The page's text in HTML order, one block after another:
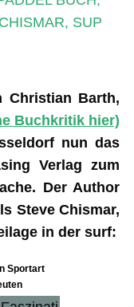
, SUP
Christian Barth,
Buchkritik hier)
nun das
Verlag zum
Der Author
Steve Chismar,
in der surf:
Sportart